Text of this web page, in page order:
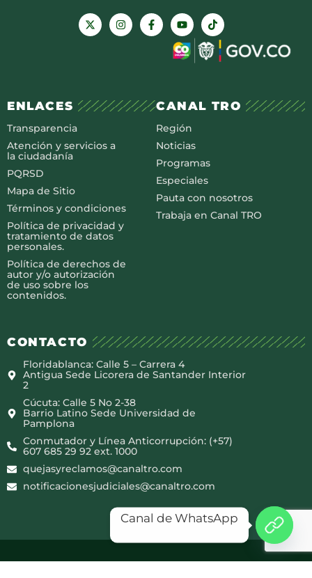
ENLACES
Transparencia
Atención y servicios a
la ciudadanía
PQRSD
Mapa de Sitio
Términos y condiciones
Política de privacidad y
tratamiento de datos
personales.
Política de derechos de
autor y/o autorización
de uso sobre los
contenidos.
CANAL TRO
Región
Noticias
Programas
Especiales
Pauta con nosotros
Trabaja en Canal TRO
CONTACTO
Floridablanca: Calle 5 – Carrera 4
Antigua Sede Licorera de Santander Interior
2
Cúcuta: Calle 5 No 2-38
Barrio Latino Sede Universidad de
Pamplona
Conmutador y Línea Anticorrupción: (+57)
607 685 29 92 ext. 1000
quejasyreclamos@canaltro.com
notificacionesjudiciales@canaltro.com
Canal de WhatsApp